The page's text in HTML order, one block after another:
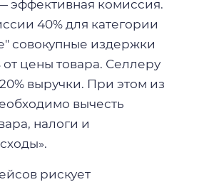
эффективная комиссия.
40% для категории
совокупные издержки
от цены товара. Селлеру
выручки. При этом из
вычесть
налоги и
рискует